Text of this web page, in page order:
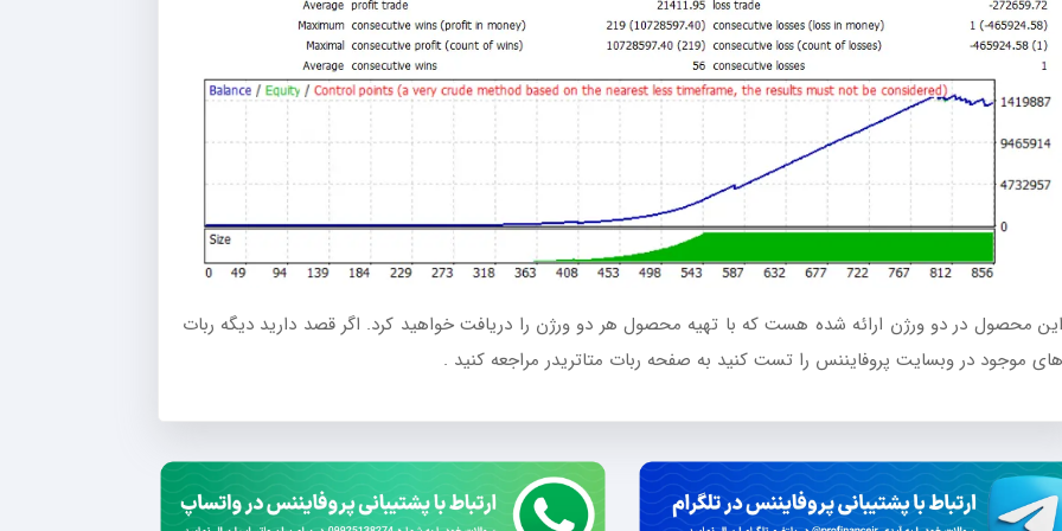
این محصول در دو ورژن ارائه شده هست که با تهیه محصول هر دو ورژن را دریافت خواهید کرد. اگر قصد دارید دیگه ربات
های موجود در وبسایت پروفایننس را تست کنید به صفحه ربات متاتریدر مراجعه کنید .